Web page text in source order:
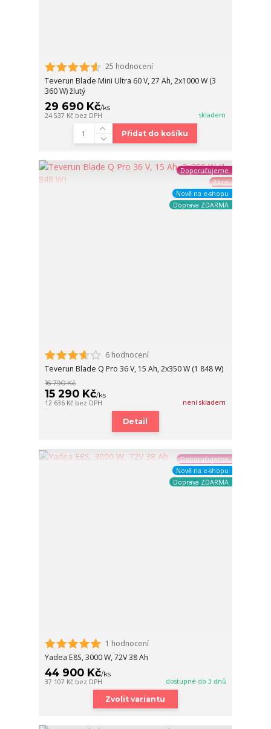
25 hodnocení
Teverun Blade Mini Ultra 60 V, 27 Ah, 2x1000 W (3
360 W) žlutý
29 690 Kč/ks
24 537 Kč bez DPH skladem
Přidat do košíku
Doporučujeme
Akce
Nově na e-shopu
Doprava ZDARMA
6 hodnocení
Teverun Blade Q Pro 36 V, 15 Ah, 2x350 W (1 848 W)
16 790 Kč
15 290 Kč/ks
12 636 Kč bez DPH není skladem
Detail
Doporučujeme
Nově na e-shopu
Doprava ZDARMA
1 hodnocení
Yadea E8S, 3000 W, 72V 38 Ah
44 900 Kč/ks
37 107 Kč bez DPH dostupné do 3 dnů
Zvolit variantu